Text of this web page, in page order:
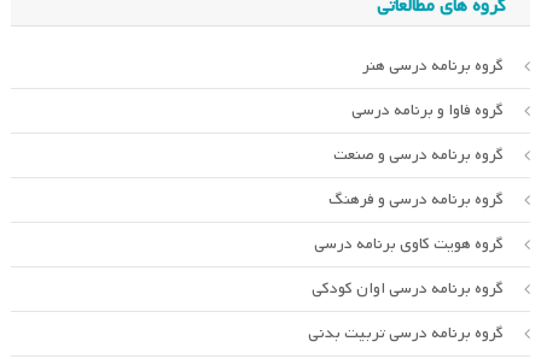
گروه های مطالعاتی
گروه برنامه درسی هنر
گروه فاوا و برنامه درسی
گروه برنامه درسی و صنعت
گروه برنامه درسی و فرهنگ
گروه هویت کاوی برنامه درسی
گروه برنامه درسی اوان کودکی
گروه برنامه درسی تربیت بدنی